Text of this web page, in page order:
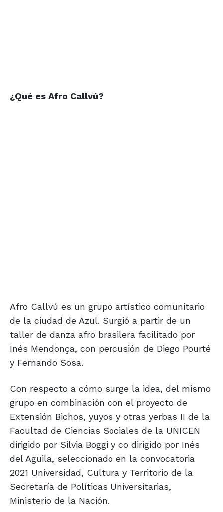
¿Qué es Afro Callvú?
Afro Callvú es un grupo artístico comunitario
de la ciudad de Azul. Surgió a partir de un
taller de danza afro brasilera facilitado por
Inés Mendonça, con percusión de Diego Pourté
y Fernando Sosa.
Con respecto a cómo surge la idea, del mismo
grupo en combinación con el proyecto de
Extensión Bichos, yuyos y otras yerbas II de la
Facultad de Ciencias Sociales de la UNICEN
dirigido por Silvia Boggi y co dirigido por Inés
del Aguila, seleccionado en la convocatoria
2021 Universidad, Cultura y Territorio de la
Secretaría de Políticas Universitarias,
Ministerio de la Nación.